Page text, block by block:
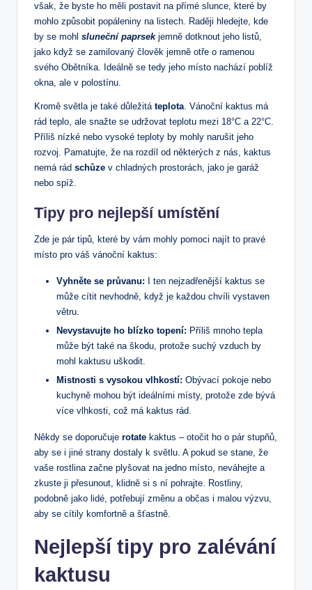
však,⁤ že byste ho měli postavit na přímé slunce,‌ které by
mohlo způsobit popáleniny na listech. Raději hledejte, kde
by se mohl⁢ sluneční ⁤paprsekjemně dotknout jeho ⁤listů,
jako když se‍ zamilovaný člověk jemně otře‍ o ramenou
svého Obětníka. Ideálně ​se tedy jeho místo nachází poblíž
okna, ale v ⁤polostínu.
Kromě světla je ‌také důležitá teplota. Vánoční kaktus má
rád teplo, ale snažte se udržovat teplotu mezi 18°C a 22°C.
Příliš nízké nebo vysoké teploty by mohly narušit jeho
rozvoj. Pamatujte, že na rozdíl od některých z nás, kaktus
nemá rád schůze v chladných prostorách,⁤ jako​ je garáž
nebo spíž.
Tipy pro nejlepší⁤ umístění
Zde je‌ pár tipů, které by vám mohly ⁣pomoci najít to pravé
místo pro váš vánoční kaktus:
Vyhněte se průvanu: I ten nejzadřenější kaktus se
může cítit nevhodně, když je každou chvíli vystaven
větru.
Nevystavujte ho blízko topení: Příliš‍ mnoho tepla
může být také⁢ na škodu, protože suchý vzduch ‍by
mohl kaktusu uškodit.
Mistnosti ‍s‍ vysokou vlhkostí: Obývací pokoje nebo
kuchyně‍ mohou být ideálními místy, protože ​zde bývá
více vlhkosti, což má kaktus rád.
Někdy se doporučuje⁢ rotate kaktus – otočit ho o pár stupňů,⁢
aby se i jiné ​strany dostaly​ k ⁣světlu. A pokud se stane, že
vaše rostlina začne​ plyšovat na jedno místo, neváhejte a
zkuste ji přesunout, klidně si s ní pohrajte.‍ Rostliny,
podobně jako ⁣lidé, potřebují⁤ změnu a občas i malou výzvu,
aby se cítily komfortně a šťastně.
Nejlepší tipy pro zalévání
kaktusu